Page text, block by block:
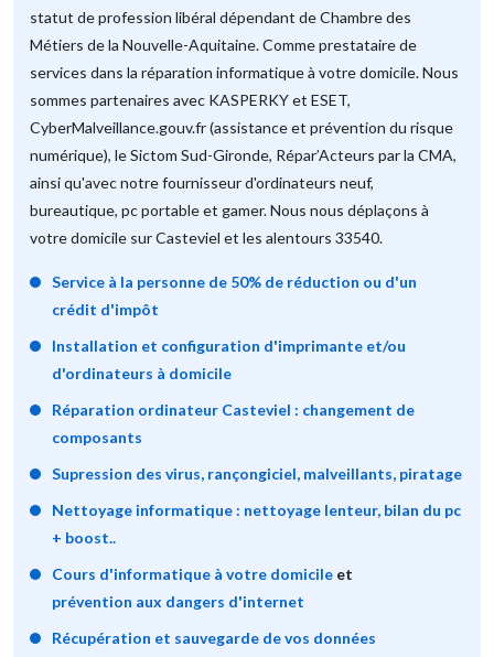
statut de profession libéral dépendant de Chambre des
Métiers de la Nouvelle-Aquitaine. Comme prestataire de
services dans la réparation informatique à votre domicile. Nous
sommes partenaires avec KASPERKY et ESET,
CyberMalveillance.gouv.fr (assistance et prévention du risque
numérique), le Sictom Sud-Gironde, Répar’Acteurs par la CMA,
ainsi qu'avec notre fournisseur d'ordinateurs neuf,
bureautique, pc portable et gamer. Nous nous déplaçons à
votre domicile sur Casteviel et les alentours 33540.
Service à la personne de 50% de réduction ou d'un
crédit d'impôt
Installation et configuration d'imprimante et/ou
d'ordinateurs à domicile
Réparation ordinateur Casteviel : changement de
composants
Supression des virus, rançongiciel, malveillants, piratage
Nettoyage informatique : nettoyage lenteur, bilan du pc
+ boost..
Cours d'informatique à votre domicile et
prévention aux dangers d'internet
Récupération et sauvegarde de vos données